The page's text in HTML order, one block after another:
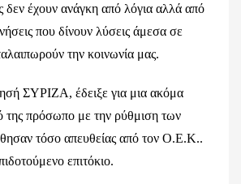
δεν έχουν ανάγκη από λόγια αλλά από
που δίνουν λύσεις άμεσα σε
την κοινωνία μας.
ΣΥΡΙΖΑ, έδειξε για μια ακόμα
της πρόσωπο με την ρύθμιση των
τόσο απευθείας από τον Ο.Ε.Κ..
επιτόκιο.